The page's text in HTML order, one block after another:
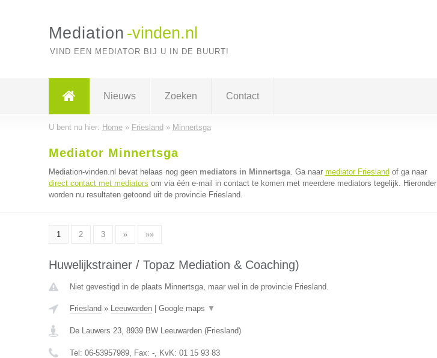
Mediation -vinden.nl
VIND EEN MEDIATOR BIJ U IN DE BUURT!
Nieuws Zoeken Contact
U bent nu hier: Home» Friesland » Minnertsga
Mediator Minnertsga
Mediation-vinden.nl bevat helaas nog geen mediators in Minnertsga. Ga naar mediator Friesland of ga naar
direct contact met mediators om via één e-mail in contact te komen met meerdere mediators tegelijk. Hieronder
worden nu resultaten getoond uit de provincie Friesland.
1 2 3 » »»
Huwelijkstrainer / Topaz Mediation & Coaching)
Niet gevestigd in de plaats Minnertsga, maar wel in de provincie Friesland.
Friesland » Leeuwarden| Google maps ▼
De Lauwers 23, 8939 BW Leeuwarden(Friesland)
Tel: 06-53957989, Fax: -, KvK: 01 15 93 83